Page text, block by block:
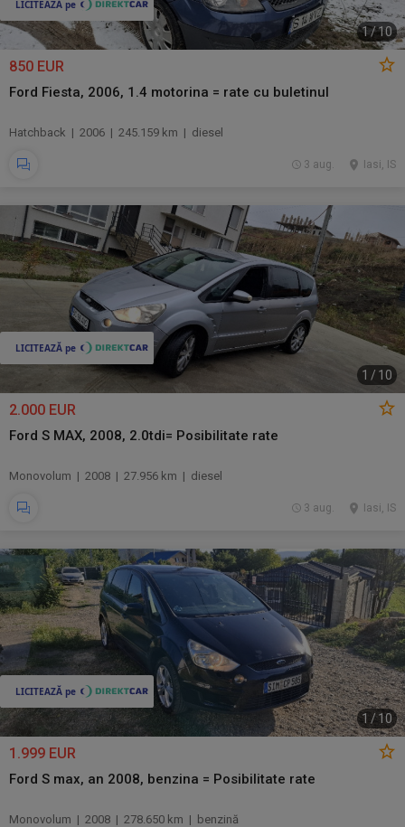
1/10
850 EUR
Ford Fiesta, 2006, 1.4 motorina = rate cu buletinul
Hatchback | 2006 | 245.159 km | diesel
Iasi, IS
3 aug.
1 / 10
2.000 EUR
Ford S MAX, 2008, 2.0tdi= Posibilitate rate
Monovolum | 2008 | 27.956 km | diesel
Iasi, IS
3 aug.
1 /10
1.999 EUR
Ford S max, an 2008, benzina = Posibilitate rate
Monovolum | 2008 | 278.650 km | benzină